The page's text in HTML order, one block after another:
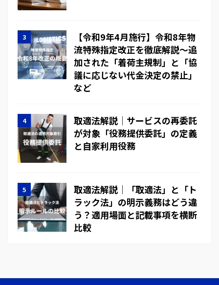
【令和9年4月施行】令和8年物
流特殊指定改正を徹底解説～追
加された「着荷主規制」と「協
議に応じない代金決定の禁止」
など
取適法解説｜サービスの再委託
が対象「役務提供委託」の定義
と自家利用役務
取適法解説｜「取適法」と「ト
ラック法」の明示義務はどう違
う？適用場面と記載事項を横断
比較